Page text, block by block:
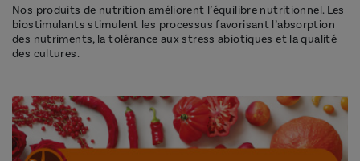
Nos produits de nutrition améliorent l’équilibre nutritionnel. Les
biostimulants stimulent les processus favorisant l’absorption
des nutriments, la tolérance aux stress abiotiques et la qualité
des cultures.